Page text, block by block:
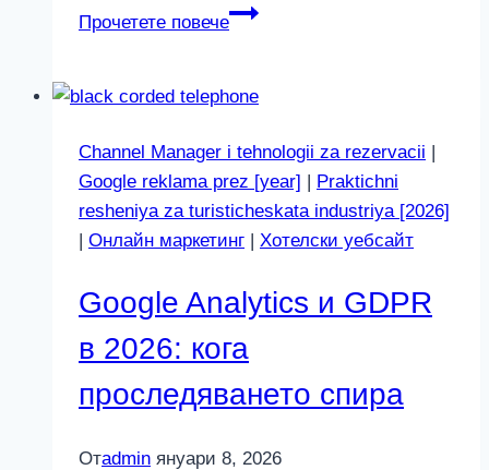
Прочетете повече
Booking
скритият
в
2026
Channel Manager i tehnologii za rezervacii
Google reklama prez [year]
Praktichni
resheniya za turisticheskata industriya [2026]
Онлайн маркетинг Хотелски уебсайт
Google Analytics и GDPR
в 2026: кога
проследяването спира
Отadmin януари 8, 2026